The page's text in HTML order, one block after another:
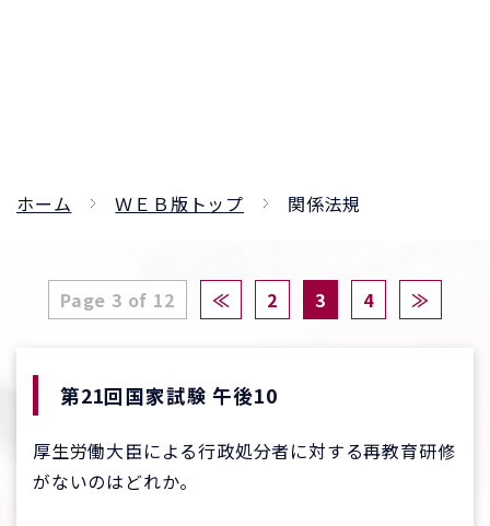
ホーム ＷＥＢ版トップ 関係法規
Page 3 of 12 ≪ 2 3 4 ≫
第21回国家試験 午後10
厚生労働大臣による行政処分者に対する再教育研修
がないのはどれか。